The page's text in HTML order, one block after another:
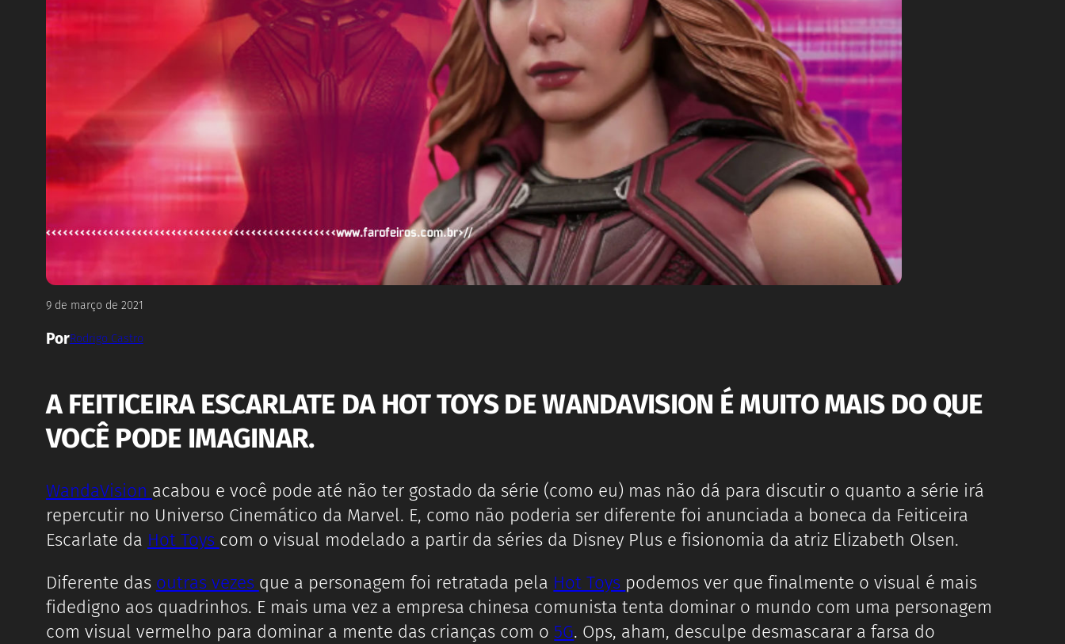
9 de março de 2021
PorRodrigo Castro
A FEITICEIRA ESCARLATE DA HOT TOYS DE WANDAVISION É MUITO MAIS DO QUE
VOCÊ PODE IMAGINAR.
WandaVision acabou e você pode até não ter gostado da série (como eu) mas não dá para discutir o quanto a série irá
repercutir no Universo Cinemático da Marvel. E, como não poderia ser diferente foi anunciada a boneca da Feiticeira
Escarlate da Hot Toys com o visual modelado a partir da séries da Disney Plus e fisionomia da atriz Elizabeth Olsen.
Diferente das outras vezes que a personagem foi retratada pela Hot Toys podemos ver que finalmente o visual é mais
fidedigno aos quadrinhos. E mais uma vez a empresa chinesa comunista tenta dominar o mundo com uma personagem
com visual vermelho para dominar a mente das crianças com o 5G. Ops, aham, desculpe desmascarar a farsa do